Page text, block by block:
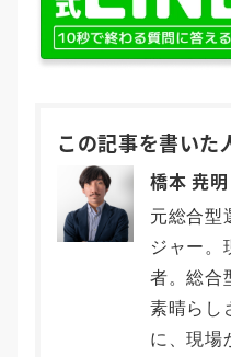
この記事を書いた
橋本 尭明
元総合型
ジャー。
者。総合
素晴らし
に、現場